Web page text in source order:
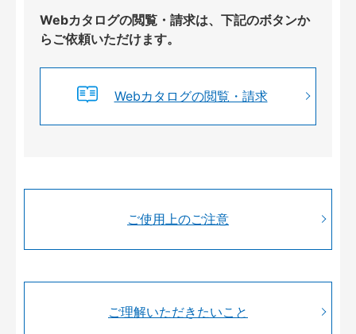
Webカタログの閲覧・請求は、下記のボタンか
らご依頼いただけます。
Webカタログの閲覧・請求
ご使用上のご注意
ご理解いただきたいこと